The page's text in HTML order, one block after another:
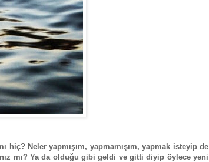
Neler yapmışım, yapmamışım, yapmak isteyip de
mı? Ya da olduğu gibi geldi ve gitti diyip öylece yeni